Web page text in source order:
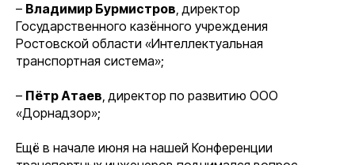
– Владимир Бурмистров, директор
Государственного казённого учреждения
Ростовской области «Интеллектуальная
транспортная система»;
– Пётр Атаев, директор по развитию ООО
«Дорнадзор»;
Ещё в начале июня на нашей Конференции